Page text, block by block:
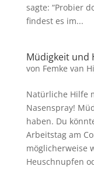
sagte: “Probier
findest es im...
Müdigkeit und
von Femke van
Natürliche Hilfe
Nasenspray!
haben. Du
Arbeitstag am
möglicherweise
Heuschnupfen